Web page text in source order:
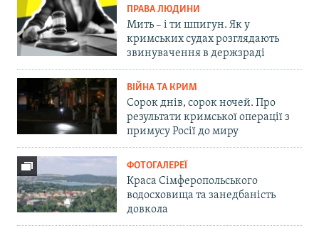
ПРАВА ЛЮДИНИ
Мить – і ти шпигун. Як у
кримських судах розглядають
звинувачення в держзраді
ВІЙНА ТА КРИМ
Сорок днів, сорок ночей. Про
результати кримської операції з
примусу Росії до миру
ФОТОГАЛЕРЕЇ
Краса Сімферопольського
водосховища та занедбаність
довкола